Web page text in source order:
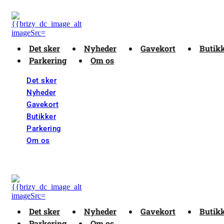
Det sker Nyheder Gavekort
Parkering
Om os
Det sker
Nyheder
Gavekort
Butikker
Parkering
Om os
Det sker Nyheder Gavekort